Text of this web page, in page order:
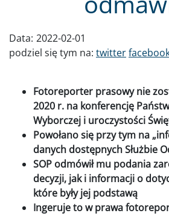
Data: 2022-02-01
podziel się tym na: twitter
Fotoreporter prasowy nie
2020 r. na konferencję
Wyborczej i uroczystości
Powołano się przy tym na
danych dostępnych Służbie
SOP odmówił mu podania
decyzji, jak i informacji o
które były jej podstawą
Ingeruje to w prawa